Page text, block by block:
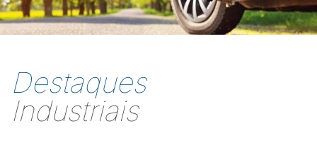
Destaques
Industriais